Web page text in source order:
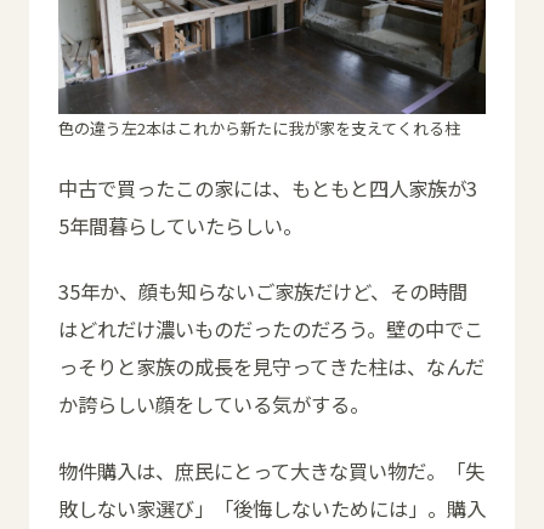
色の違う左2本はこれから新たに我が家を支えてくれる柱
中古で買ったこの家には、もともと四人家族が3
5年間暮らしていたらしい。
35年か、顔も知らないご家族だけど、その時間
はどれだけ濃いものだったのだろう。壁の中でこ
っそりと家族の成長を見守ってきた柱は、なんだ
か誇らしい顔をしている気がする。
物件購入は、庶民にとって大きな買い物だ。「失
敗しない家選び」「後悔しないためには」。購入